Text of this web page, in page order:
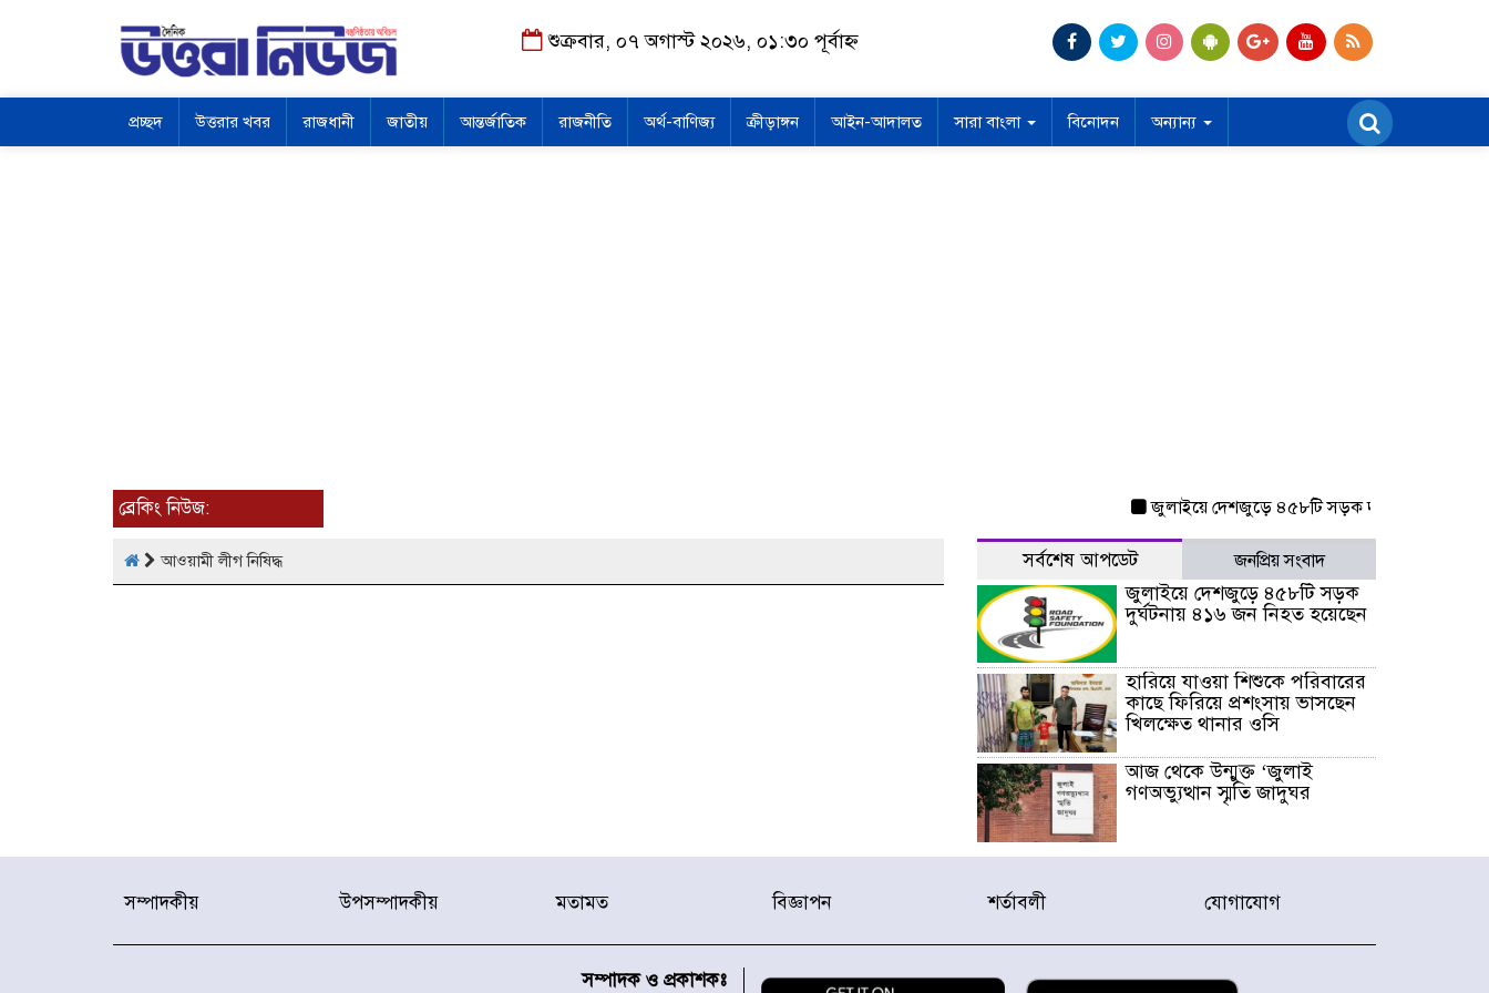
শুক্রবার, ০৭ অগাস্ট ২০২৬, ০১:৩০ পূর্বাহ্ন
প্রচ্ছদ উত্তরার খবর রাজধানী জাতীয় আন্তর্জাতিক রাজনীতি অর্থ-বাণিজ্য ক্রীড়াঙ্গন আইন-আদালত সারা বাংলা বিনোদন অন্যান্য
ব্রেকিং নিউজ: জুলাইয়ে দেশজুড়ে ৪৫৮টি সড়ক দুর্ঘটনায় ৪১৬ জন
আওয়ামী লীগ নিষিদ্ধ সর্বশেষ আপডেট জনপ্রিয় সংবাদ
জুলাইয়ে দেশজুড়ে ৪৫৮টি সড়ক
দুর্ঘটনায় ৪১৬ জন নিহত হয়েছেন
হারিয়ে যাওয়া শিশুকে পরিবারের
কাছে ফিরিয়ে প্রশংসায় ভাসছেন
খিলক্ষেত থানার ওসি
আজ থেকে উন্মুক্ত ‘জুলাই
গণঅভ্যুত্থান স্মৃতি জাদুঘর
রাজধানীর উত্তরা আঞ্চলিক
চক্রের ১৩ জন সদস্যকে বিভিন্ন
র‌্যাব-১
হরমুজ প্রণালি নিয়ে ওমানের সঙ্গে
সম্পাদকীয় উপসম্পাদকীয় মতামত বিজ্ঞাপন শর্তাবলী যোগাযোগ
সম্পাদক ও প্রকাশকঃ